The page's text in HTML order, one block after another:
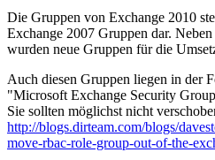
Die Gruppen von Exchange 2010
Exchange 2007 Gruppen dar.
wurden neue Gruppen für die
Auch diesen Gruppen liegen in der
"Microsoft Exchange Security
Sie sollten möglichst nicht
http://blogs.dirteam.com/blogs/
move-rbac-role-group-out-of-the-